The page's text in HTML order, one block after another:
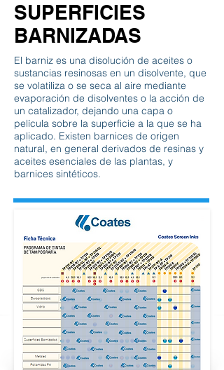
SUPERFICIES
BARNIZADAS
El barniz es una disolución de aceites o
sustancias resinosas en un disolvente, que
se volatiliza o se seca al aire mediante
evaporación de disolventes o la acción de
un catalizador, dejando una capa o
película sobre la superficie a la que se ha
aplicado. Existen barnices de origen
natural, en general derivados de resinas y
aceites esenciales de las plantas, y
barnices sintéticos.